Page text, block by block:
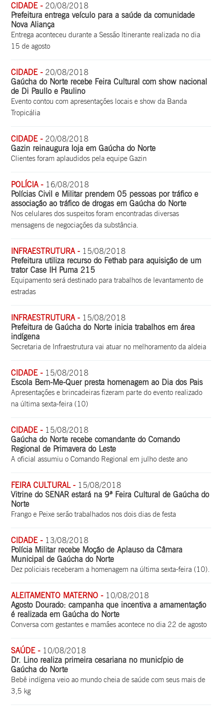
CIDADE - 20/08/2018
Prefeitura entrega veículo para a saúde da comunidade
Nova Aliança
Entrega aconteceu durante a Sessão Itinerante realizada no dia
15 de agosto
CIDADE - 20/08/2018
Gaúcha do Norte recebe Feira Cultural com show nacional
de Di Paullo e Paulino
Evento contou com apresentações locais e show da Banda
Tropicália
CIDADE - 20/08/2018
Gazin reinaugura loja em Gaúcha do Norte
Clientes foram aplaudidos pela equipe Gazin
POLÍCIA - 16/08/2018
Polícias Civil e Militar prendem 05 pessoas por tráfico e
associação ao tráfico de drogas em Gaúcha do Norte
Nos celulares dos suspeitos foram encontradas diversas
mensagens de negociações da substância.
INFRAESTRUTURA - 15/08/2018
Prefeitura utiliza recurso do Fethab para aquisição de um
trator Case IH Puma 215
Equipamento será destinado para trabalhos de levantamento de
estradas
INFRAESTRUTURA - 15/08/2018
Prefeitura de Gaúcha do Norte inicia trabalhos em área
indígena
Secretaria de Infraestrutura vai atuar no melhoramento da aldeia
CIDADE - 15/08/2018
Escola Bem-Me-Quer presta homenagem ao Dia dos Pais
Apresentações e brincadeiras fizeram parte do evento realizado
na última sexta-feira (10)
CIDADE - 15/08/2018
Gaúcha do Norte recebe comandante do Comando
Regional de Primavera do Leste
A oficial assumiu o Comando Regional em julho deste ano
FEIRA CULTURAL - 15/08/2018
Vitrine do SENAR estará na 9ª Feira Cultural de Gaúcha do
Norte
Frango e Peixe serão trabalhados nos dois dias de festa
CIDADE - 13/08/2018
Polícia Militar recebe Moção de Aplauso da Câmara
Municipal de Gaúcha do Norte
Dez policiais receberam a homenagem na última sexta-feira (10).
ALEITAMENTO MATERNO - 10/08/2018
Agosto Dourado: campanha que incentiva a amamentação
é realizada em Gaúcha do Norte
Conversa com gestantes e mamães acontece no dia 22 de agosto
SAÚDE - 10/08/2018
Dr. Lino realiza primeira cesariana no município de
Gaúcha do Norte
Bebê indígena veio ao mundo cheia de saúde com seus mais de
3,5 kg